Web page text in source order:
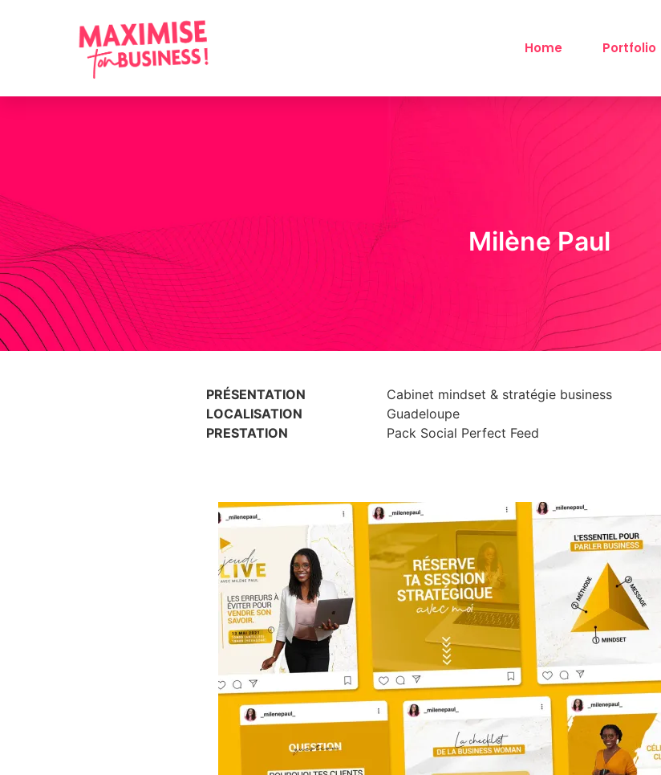
Home Portfolio
Milène Paul
Milène Paul
PRÉSENTATION
LOCALISATION
PRESTATION
Cabinet mindset & stratégie business
Guadeloupe
Pack Social Perfect Feed